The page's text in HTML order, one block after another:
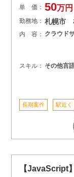
単 価： 50万
勤務地： 札幌市
内 容： クラウド
スキル： その他言
長期案件 駅近く
【JavaScript